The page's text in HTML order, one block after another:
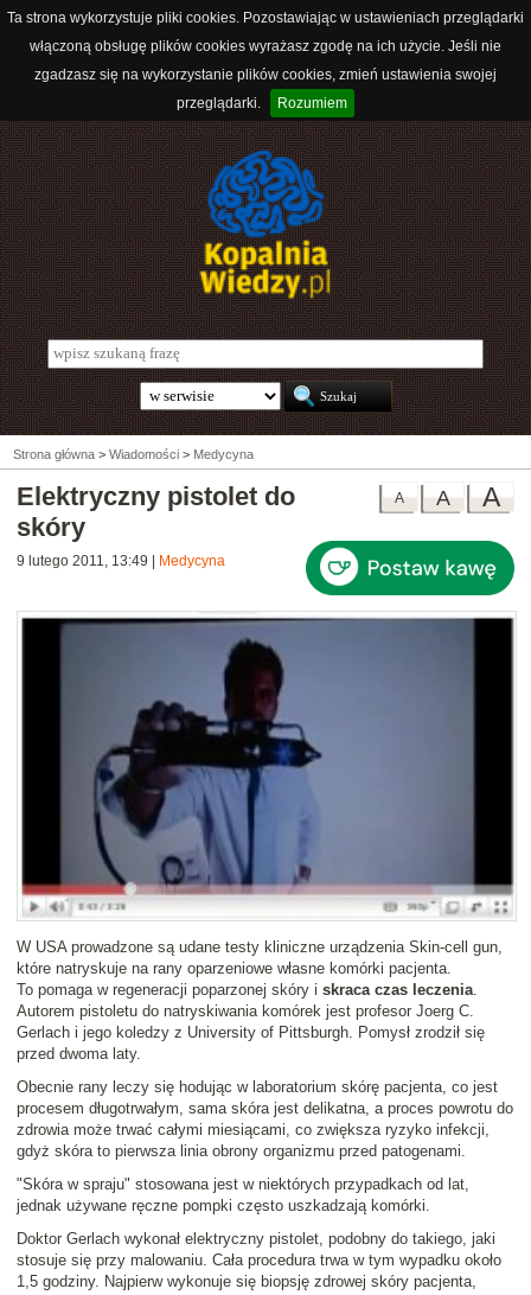
Ta strona wykorzystuje pliki cookies. Pozostawiając w ustawieniach przeglądarki
włączoną obsługę plików cookies wyrażasz zgodę na ich użycie. Jeśli nie
zgadzasz się na wykorzystanie plików cookies, zmień ustawienia swojej
przeglądarki.
Rozumiem
Strona główna > Wiadomości > Medycyna
A
A
A
Elektryczny pistolet do
skóry
9 lutego 2011, 13:49 Medycyna
W USA prowadzone są udane testy kliniczne urządzenia Skin-cell gun,
które natryskuje na rany oparzeniowe własne komórki pacjenta.
To pomaga w regeneracji poparzonej skóry i skraca czas leczenia.
Autorem pistoletu do natryskiwania komórek jest profesor Joerg C.
Gerlach i jego koledzy z University of Pittsburgh. Pomysł zrodził się
przed dwoma laty.
Obecnie rany leczy się hodując w laboratorium skórę pacjenta, co jest
procesem długotrwałym, sama skóra jest delikatna, a proces powrotu do
zdrowia może trwać całymi miesiącami, co zwiększa ryzyko infekcji,
gdyż skóra to pierwsza linia obrony organizmu przed patogenami.
"Skóra w spraju" stosowana jest w niektórych przypadkach od lat,
jednak używane ręczne pompki często uszkadzają komórki.
Doktor Gerlach wykonał elektryczny pistolet, podobny do takiego, jaki
stosuje się przy malowaniu. Cała procedura trwa w tym wypadku około
1,5 godziny. Najpierw wykonuje się biopsję zdrowej skóry pacjenta,